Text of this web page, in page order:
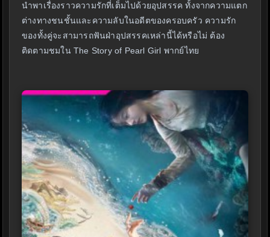
นำพาเรื่องราวความรักที่เต็มไปด้วยอุปสรรค ทั้งจากความแตก
ต่างทางชนชั้นและความลับในอดีตของครอบครัว ความรัก
ของทั้งคู่จะสามารถฟันฝ่าอุปสรรคเหล่านี้ได้หรือไม่ ต้อง
ติดตามชมใน The Story of Pearl Girl พากย์ไทย